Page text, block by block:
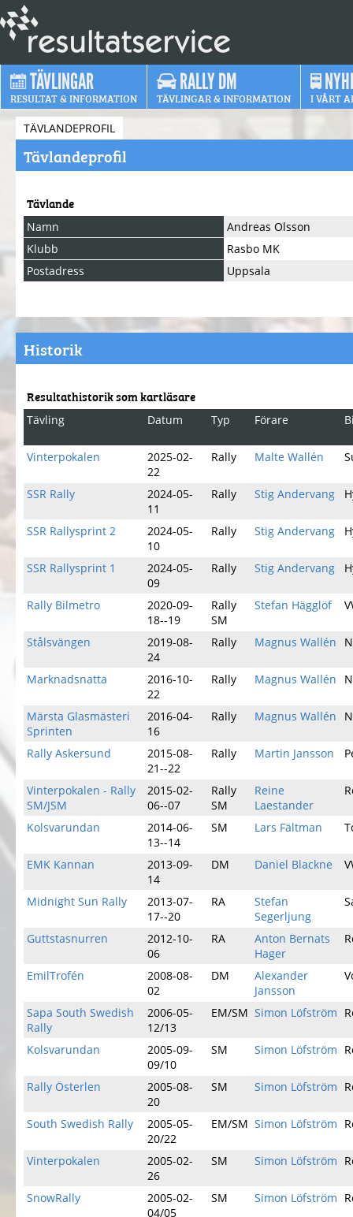
TÄVLINGAR
RESULTAT & INFORMATION
RALLY DM
TÄVLINGAR & INFORMATION I VÅRT
TÄVLANDEPROFIL
Tävlandeprofil
Tävlande
Namn
Andreas Olsson
Klubb
Rasbo MK
Postadress
Uppsala
Historik
Resultathistorik som kartläsare
Tävling Datum Typ Förare
Vinterpokalen
2025-02-
22
Rally Malte Wallén
SSR Rally
2024-05-
11
Rally Stig Andervang
SSR Rallysprint 2
2024-05-
10
Rally Stig Andervang
SSR Rallysprint 1
2024-05-
09
Rally Stig Andervang
Rally Bilmetro
2020-09-
18--19
Rally
SM
Stefan Hägglöf
Stålsvängen
2019-08-
24
Rally Magnus Wallén
Marknadsnatta
2016-10-
22
Rally Magnus Wallén
Märsta Glasmästeri
Sprinten
2016-04-
16
Rally Magnus Wallén
Rally Askersund
2015-08-
21--22
Rally Martin Jansson
Vinterpokalen - Rally
SM/JSM
2015-02-
06--07
Rally
SM
Reine
Laestander
Kolsvarundan
2014-06-
13--14
SM Lars Fältman
EMK Kannan
2013-09-
14
DM Daniel Blackne
Midnight Sun Rally
2013-07-
17--20
RA
Stefan
Segerljung
Guttstasnurren
2012-10-
06
RA
Anton Bernats
Hager
EmilTrofén
2008-08-
02
DM
Alexander
Jansson
Sapa South Swedish
Rally
2006-05-
12/13
EM/SM Simon Löfström
Kolsvarundan
2005-09-
09/10
SM Simon Löfström
Rally Österlen
2005-08-
20
SM Simon Löfström
South Swedish Rally
2005-05-
20/22
EM/SM Simon Löfström
Vinterpokalen
2005-02-
26
SM Simon Löfström
SnowRally
2005-02-
04/05
SM Simon Löfström